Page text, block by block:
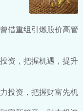
借重组引燃股价高管
资，把握机遇，提升
投资，把握财富先机